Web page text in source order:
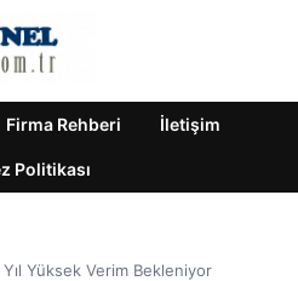
Firma Rehberi İletişim
Politikası
Yüksek Verim Bekleniyor